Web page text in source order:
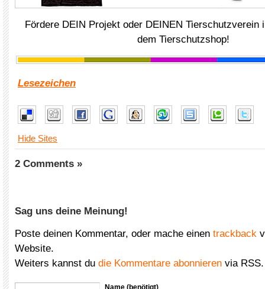
Fördere DEIN Projekt oder DEINEN Tierschutzverein
dem Tierschutzshop!
Lesezeichen
Hide Sites
2 Comments »
Sag uns deine Meinung!
Poste deinen Kommentar, oder mache einen trackback
Website.
Weiters kannst du die Kommentare abonnieren via RSS.
Name (benötigt)